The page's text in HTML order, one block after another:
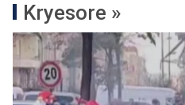
Kryesore »